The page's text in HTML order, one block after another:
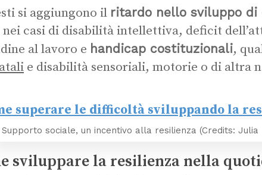
si aggiungono il ritardo nello sviluppo
nei casi di disabilità intellettiva, deficit
al lavoro e handicap costituzionali,
e disabilità sensoriali, motorie o di altra
Supporto sociale, un incentivo alla resilienza (Credits: Julia
sviluppare la resilienza nella